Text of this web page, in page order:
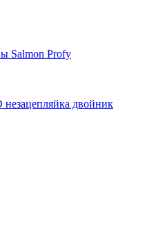
Salmon Profy
двойник